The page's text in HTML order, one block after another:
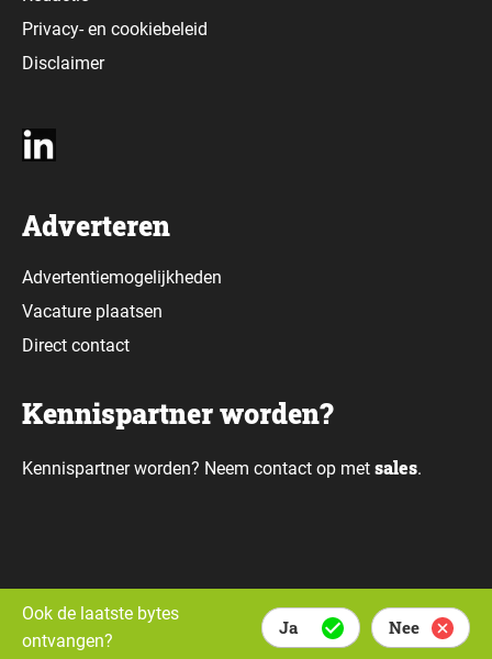
Privacy-en cookiebeleid
Disclaimer
Adverteren
Advertentiemogelijkheden
Vacature plaatsen
Direct contact
Kennispartner worden?
Kennispartner worden? Neem contact op met sales.
Alle rechten voorbehouden © Daily Data Bytes 2026. Webdesign door
Whello.
Ook de laatste bytes
ontvangen?
Ja Nee